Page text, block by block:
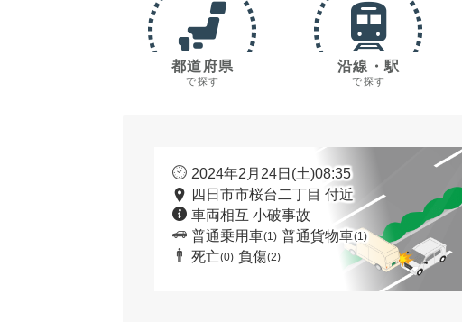
都道府県
で探す
沿線・駅
で探す
2024年2月24日(土)08:35
四日市市桜台二丁目 付近
車両相互 小破事故
普通乗用車(1) 普通貨物車(1)
死亡(0) 負傷(2)